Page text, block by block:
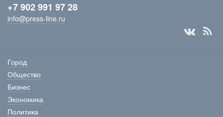
+7 902 991 97 28
info@press-line.ru
Город
Общество
Бизнес
Экономика
Политика